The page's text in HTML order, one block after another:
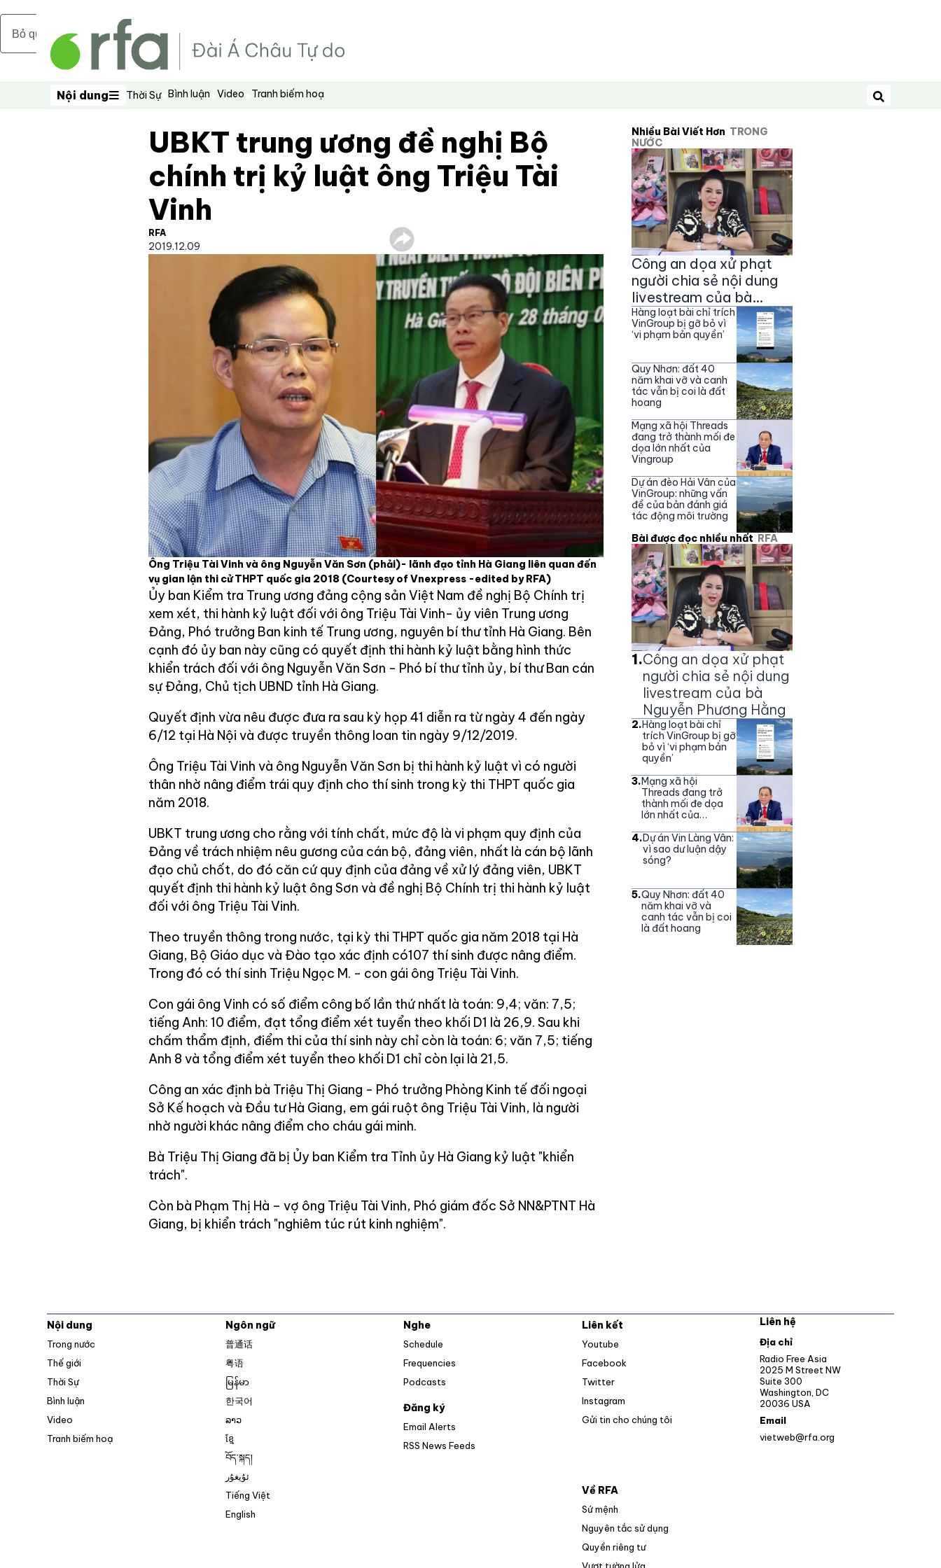
Bỏ qua nội dung chính
Nội dung
Nội dung Thời Sự Bình luận Video Tranh biếm hoạ
Tìm kiếm
UBKT trung ương đề nghị Bộ
chính trị kỷ luật ông Triệu Tài
Vinh
RFA
2019.12.09
Ông Triệu Tài Vinh và ông Nguyễn Văn Sơn (phải)- lãnh đạo tỉnh Hà Giang liên quan đến
vụ gian lận thi cử THPT quốc gia 2018 (Courtesy of Vnexpress -edited by RFA)
Ủy ban Kiểm tra Trung ương đảng cộng sản Việt Nam đề nghị Bộ Chính trị
xem xét, thi hành kỷ luật đối với ông Triệu Tài Vinh- ủy viên Trung ương
Đảng, Phó trưởng Ban kinh tế Trung ương, nguyên bí thư tỉnh Hà Giang. Bên
cạnh đó ủy ban này cũng có quyết định thi hành kỷ luật bằng hình thức
khiển trách đối với ông Nguyễn Văn Sơn - Phó bí thư tỉnh ủy, bí thư Ban cán
sự Đảng, Chủ tịch UBND tỉnh Hà Giang.
Quyết định vừa nêu được đưa ra sau kỳ họp 41 diễn ra từ ngày 4 đến ngày
6/12 tại Hà Nội và được truyền thông loan tin ngày 9/12/2019.
Ông Triệu Tài Vinh và ông Nguyễn Văn Sơn bị thi hành kỷ luật vì có người
thân nhờ nâng điểm trái quy định cho thí sinh trong kỳ thi THPT quốc gia
năm 2018.
UBKT trung ương cho rằng với tính chất, mức độ là vi phạm quy định của
Đảng về trách nhiệm nêu gương của cán bộ, đảng viên, nhất là cán bộ lãnh
đạo chủ chốt, do đó căn cứ quy định của đảng về xử lý đảng viên, UBKT
quyết định thi hành kỷ luật ông Sơn và đề nghị Bộ Chính trị thi hành kỷ luật
đối với ông Triệu Tài Vinh.
Theo truyền thông trong nước, tại kỳ thi THPT quốc gia năm 2018 tại Hà
Giang, Bộ Giáo dục và Đào tạo xác định có107 thí sinh được nâng điểm.
Trong đó có thí sinh Triệu Ngọc M. - con gái ông Triệu Tài Vinh.
Con gái ông Vinh có số điểm công bố lần thứ nhất là toán: 9,4; văn: 7,5;
tiếng Anh: 10 điểm, đạt tổng điểm xét tuyển theo khối D1 là 26,9. Sau khi
chấm thẩm định, điểm thi của thí sinh này chỉ còn là toán: 6; văn 7,5; tiếng
Anh 8 và tổng điểm xét tuyển theo khối D1 chỉ còn lại là 21,5.
Công an xác định bà Triệu Thị Giang - Phó trưởng Phòng Kinh tế đối ngoại
Sở Kế hoạch và Đầu tư Hà Giang, em gái ruột ông Triệu Tài Vinh, là người
nhờ người khác nâng điểm cho cháu gái minh.
Bà Triệu Thị Giang đã bị Ủy ban Kiểm tra Tỉnh ủy Hà Giang kỷ luật "khiển
trách".
Còn bà Phạm Thị Hà – vợ ông Triệu Tài Vinh, Phó giám đốc Sở NN&PTNT Hà
Giang, bị khiển trách "nghiêm túc rút kinh nghiệm".
Nhiều Bài Viết Hơn TRONG
NƯỚC
Công an dọa xử phạt
người chia sẻ nội dung
livestream của bà
Nguyễn Phương Hằng
Hàng loạt bài chỉ trích
VinGroup bị gỡ bỏ vì
‘vi phạm bản quyền’
Quy Nhơn: đất 40
năm khai vỡ và canh
tác vẫn bị coi là đất
hoang
Mạng xã hội Threads
đang trở thành mối đe
dọa lớn nhất của
Vingroup
Dự án đèo Hải Vân của
VinGroup: những vấn
đề của bản đánh giá
tác động môi trường
Bài được đọc nhiều nhất RFA
1.Công an dọa xử phạt
người chia sẻ nội dung
livestream của bà
Nguyễn Phương Hằng
2.Hàng loạt bài chỉ
trích VinGroup bị gỡ
bỏ vì ‘vi phạm bản
quyền’
3.Mạng xã hội
Threads đang trở
thành mối đe dọa
lớn nhất của
4.Dự án Vin Làng Vân:
vì sao dư luận dậy
sóng?
5.Quy Nhơn: đất 40
năm khai vỡ và
canh tác vẫn bị coi
là đất hoang
Nội dung
Trong nước
Thế giới
Thời Sự
Bình luận
Video
Tranh biếm hoạ
Ngôn ngữ
普通话
粤语
မြန်မာ
한국어
ລາວ
ខ្មែ
བོད་སྐད།
ئۇيغۇر
Tiếng Việt
English
Nghe
Schedule
Frequencies
Podcasts
Đăng ký
Email Alerts
RSS News Feeds
Liên kết
Youtube
Facebook
Twitter
Instagram
Gửi tin cho chúng tôi
Về RFA
Sứ mệnh
Nguyên tắc sử dụng
Quyền riêng tư
Liên hệ
Địa chỉ
Radio Free Asia
2025 M Street NW
Suite 300
Washington, DC
20036 USA
Email
vietweb@rfa.org